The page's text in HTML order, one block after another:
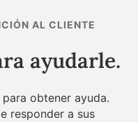
AL CLIENTE
ayudarle.
obtener ayuda.
responder a sus